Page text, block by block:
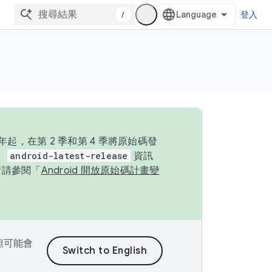
/ 登入
起，在第 2 季和第 4 季將原始碼發
android-latest-release
資訊
參閱「 Android 開放原始碼計畫變
能會